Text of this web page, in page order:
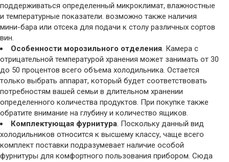
поддерживаться определенный микроклимат, влажностные
и температурные показатели. возможно также наличия
мини-бара или отсека для подачи к столу различных сортов
вин.
Особенности морозильного отделения. Камера с
отрицательной температурой хранения может занимать от 30
до 50 процентов всего объема холодильника. Остается
только выбрать аппарат, который будет соответствовать
потребностям вашей семьи в длительном хранении
определенного количества продуктов. При покупке также
обратите внимание на глубину и количество ящиков.
Комплектующая фурнитура. Поскольку данный вид
холодильников относится к высшему классу, чаще всего
комплект поставки подразумевает наличие особой
фурнитуры для комфортного пользования прибором. Сюда